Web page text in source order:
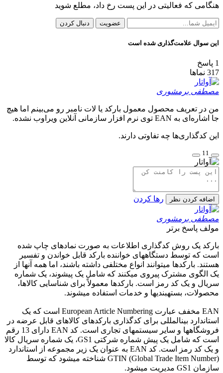
هنگامی که فعالیتی در این پست رخ داد، مطلع شوید
عضویت دنبال کردن
این سوال علامت‌گذاری شده است
1 پاسخ
317 نماها
مصطفی برمشوری
من در تعریف محصول معمول بارکد یا لات نامبر رو می‌بینم اما هیچ
جا اشاره‌ای به EAN توی نرم افزار سازمانی آنلاین ویراوب نشده.
این کدگذاری‌ها چه تفاوتی دارند.
11
اضافه کردن نظر رها کردن
مصطفی برمشوری
مولف پاسخ برتر
بارکد یک روش کدگذاری اطلاعات به صورت نمادهای چاپ شده
است که توسط دستگاههای خواننده بارکد قابل خواندن و تفسیر
هستند. بارکدها میتوانند انواع مختلفی داشته باشند، اما همه آنها از
یک الگوی مشترک پیروی میکنند که شامل یک پیشوند، یک شماره
سریال و یک کد رمز است. بارکدها معمولاً برای شناسایی کالاها،
محصولات، بستهبندیها و خدمات استفاده میشوند.
EAN مخفف عبارت European Article Numbering است که یک
استاندارد بینالمللی برای کدگذاری بارکدهای کالاهای قابل عرضه در
فروشگاهها و سایر سیستمهای تجاری است. کد EAN دارای 13 رقم
است که شامل یک پیش شماره شرکتی GS1، یک شماره سریال کالا
و یک کد رمز است. کد EAN به عنوان یک زیر مجموعه از استاندارد
GTIN (Global Trade Item Number) شناخته میشود که توسط
سازمان GS1 مدیریت میشود.